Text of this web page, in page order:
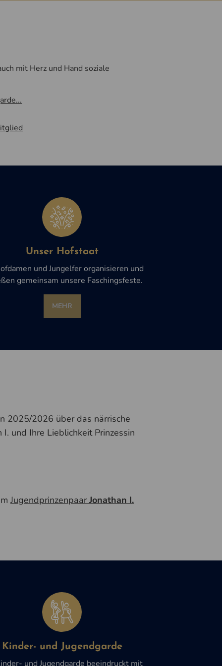
mit Herz und Hand soziale
Unser Hofstaat
und Jungelfer organisieren und
gemeinsam unsere Faschingsfeste.
MEHR
2025/2026 über das närrische
und Ihre Lieblichkeit Prinzessin
JugendprinzenpaarJonathan I.
Kinder- und Jugendgarde
und Jugendgarde beeindruckt mit